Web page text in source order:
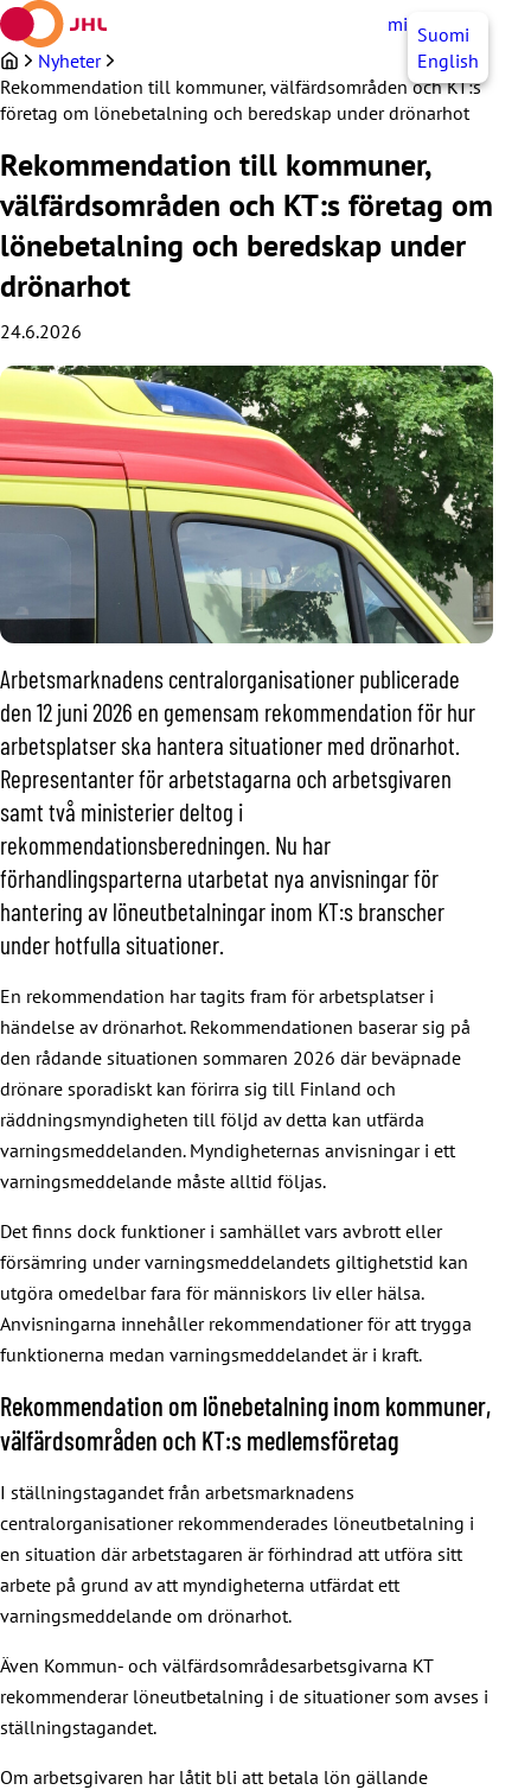
Hoppa
till
innehållet
mittJHL SV
Suomi
English
Nyheter
Rekommendation till kommuner, välfärdsområden och KT:s
företag om lönebetalning och beredskap under drönarhot
Rekommendation till kommuner,
välfärdsområden och KT:s företag om
lönebetalning och beredskap under
drönarhot
24.6.2026
Arbetsmarknadens centralorganisationer publicerade
den 12 juni 2026 en gemensam rekommendation för hur
arbetsplatser ska hantera situationer med drönarhot.
Representanter för arbetstagarna och arbetsgivaren
samt två ministerier deltog i
rekommendationsberedningen. Nu har
förhandlingsparterna utarbetat nya anvisningar för
hantering av löneutbetalningar inom KT:s branscher
under hotfulla situationer.
En rekommendation har tagits fram för arbetsplatser i
händelse av drönarhot. Rekommendationen baserar sig på
den rådande situationen sommaren 2026 där beväpnade
drönare sporadiskt kan förirra sig till Finland och
räddningsmyndigheten till följd av detta kan utfärda
varningsmeddelanden. Myndigheternas anvisningar i ett
varningsmeddelande måste alltid följas.
Det finns dock funktioner i samhället vars avbrott eller
försämring under varningsmeddelandets giltighetstid kan
utgöra omedelbar fara för människors liv eller hälsa.
Anvisningarna innehåller rekommendationer för att trygga
funktionerna medan varningsmeddelandet är i kraft.
Rekommendation om lönebetalning inom kommuner,
välfärdsområden och KT:s medlemsföretag
I ställningstagandet från arbetsmarknadens
centralorganisationer rekommenderades löneutbetalning i
en situation där arbetstagaren är förhindrad att utföra sitt
arbete på grund av att myndigheterna utfärdat ett
varningsmeddelande om drönarhot.
Även Kommun- och välfärdsområdesarbetsgivarna KT
rekommenderar löneutbetalning i de situationer som avses i
ställningstagandet.
Om arbetsgivaren har låtit bli att betala lön gällande